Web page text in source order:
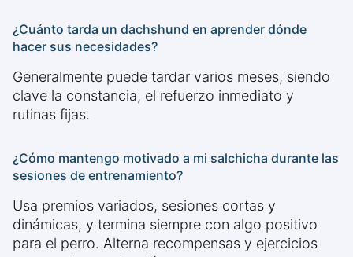
¿Cuánto tarda un dachshund en aprender dónde
hacer sus necesidades?
Generalmente puede tardar varios meses, siendo
clave la constancia, el refuerzo inmediato y
rutinas fijas.
¿Cómo mantengo motivado a mi salchicha durante las
sesiones de entrenamiento?
Usa premios variados, sesiones cortas y
dinámicas, y termina siempre con algo positivo
para el perro. Alterna recompensas y ejercicios